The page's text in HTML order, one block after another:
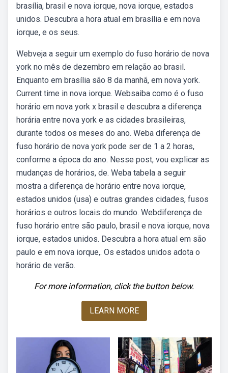
brasília, brasil e nova iorque, nova iorque, estados
unidos. Descubra a hora atual em brasília e em nova
iorque, e os seus.
Webveja a seguir um exemplo do fuso horário de nova
york no mês de dezembro em relação ao brasil.
Enquanto em brasília são 8 da manhã, em nova york.
Current time in nova iorque. Websaiba como é o fuso
horário em nova york x brasil e descubra a diferença
horária entre nova york e as cidades brasileiras,
durante todos os meses do ano. Weba diferença de
fuso horário de nova york pode ser de 1 a 2 horas,
conforme a época do ano. Nesse post, vou explicar as
mudanças de horários, de. Weba tabela a seguir
mostra a diferença de horário entre nova iorque,
estados unidos (usa) e outras grandes cidades, fusos
horários e outros locais do mundo. Webdiferença de
fuso horário entre são paulo, brasil e nova iorque, nova
iorque, estados unidos. Descubra a hora atual em são
paulo e em nova iorque,. Os estados unidos adota o
horário de verão.
For more information, click the button below.
LEARN MORE